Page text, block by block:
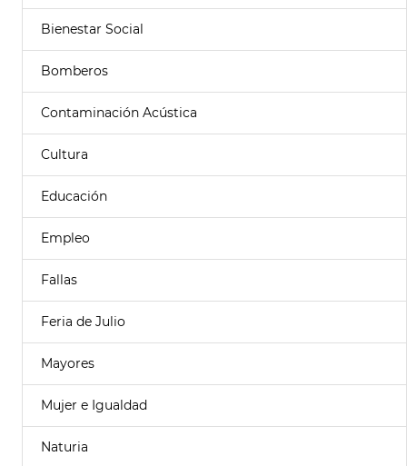
Bienestar Social
Bomberos
Contaminación Acústica
Cultura
Educación
Empleo
Fallas
Feria de Julio
Mayores
Mujer e Igualdad
Naturia